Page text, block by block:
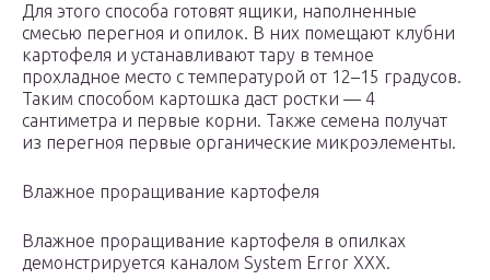
Для этого способа готовят ящики, наполненные
смесью перегноя и опилок. В них помещают клубни
картофеля и устанавливают тару в темное
прохладное место с температурой от 12–15 градусов.
Таким способом картошка даст ростки — 4
сантиметра и первые корни. Также семена получат
из перегноя первые органические микроэлементы.
Влажное проращивание картофеля
Влажное проращивание картофеля в опилках
демонстрируется каналом System Error XXX.